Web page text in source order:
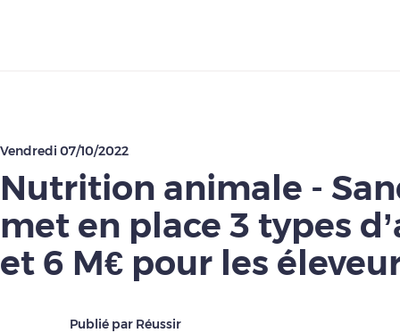
Vendredi 07/10/2022
Nutrition animale -
met en place 3 types
et 6 M€ pour les
Publié par Réussir